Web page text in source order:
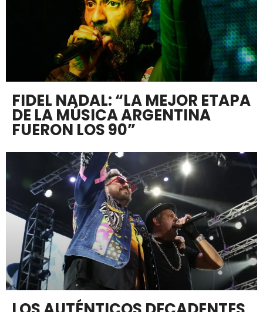
FIDEL NADAL: “LA MEJOR ETAPA
DE LA MÚSICA ARGENTINA
FUERON LOS 90”